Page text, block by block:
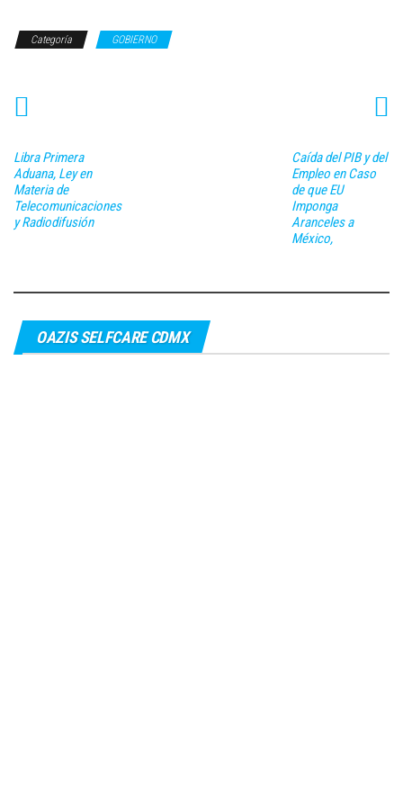
Categoría GOBIERNO
Libra Primera
Aduana, Ley en
Materia de
Telecomunicaciones
y Radiodifusión
Caída del PIB y del
Empleo en Caso
de que EU
Imponga
Aranceles a
México,
OAZIS SELFCARE CDMX